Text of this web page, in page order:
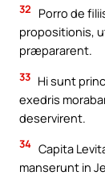
32
Porro de
propositionis,
præpararent.
33 Hi sunt
exedris
deservirent.
34 Capita
manserunt in